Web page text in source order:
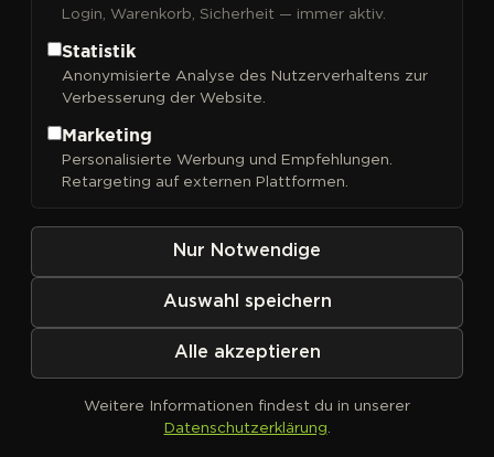
Sortieren nach
DNA Genetics
24K Gold
Mandarinenduft, drei
Phänotypen zur Wahl.
DNA Genetics
3Peat
Gewinner, ein DNA-Original.
Ausverkauft
Bakers Delight
Cookies trifft Sorbet – süßes
Aroma mit klarem Fokus.
Bakers Delight Auto
Sorbet-Aroma und Cookie-
Optik im Autoflower-Format
Login, Warenkorb, Sicherheit — immer aktiv.
Statistik
Anonymisierte Analyse des Nutzerverhaltens zur
Verbesserung der Website.
Marketing
Personalisierte Werbung und Empfehlungen.
Retargeting auf externen Plattformen.
Nur Notwendige
Auswahl speichern
Alle akzeptieren
Weitere Informationen findest du in unserer
Datenschutzerklärung